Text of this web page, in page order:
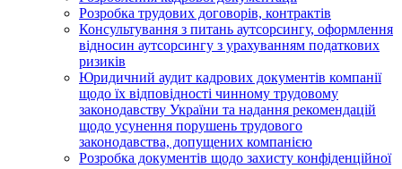
Розробка трудових договорів, контрактів
Консультування з питань аутсорсингу, оформлення
відносин аутсорсингу з урахуванням податкових
ризиків
Юридичний аудит кадрових документів компанії
щодо їх відповідності чинному трудовому
законодавству України та надання рекомендацій
щодо усунення порушень трудового
законодавства, допущених компанією
Розробка документів щодо захисту конфіденційної